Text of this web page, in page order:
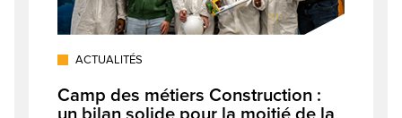
ACTUALITÉS
Camp des métiers Construction :